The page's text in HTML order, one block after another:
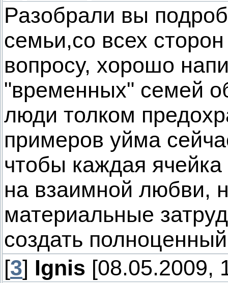
Разобрали вы
семьи,со всех
вопросу, хорошо
"временных" семей
люди толком
примеров уйма
чтобы каждая
на взаимной любви,
материальные
создать
[3] Ignis [08.05.2009,